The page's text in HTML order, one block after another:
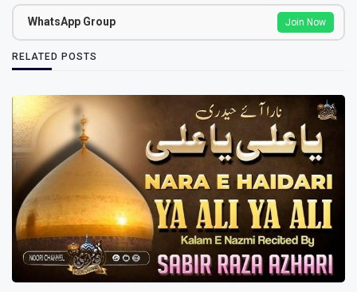
WhatsApp Group Join Now
RELATED POSTS